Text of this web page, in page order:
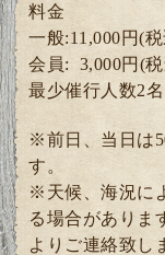
料金
一般:11,000円(
会員: 3,000円(
最少催行人数2名
※前日、当日は
す。
※天候、海況に
る場合がありま
よりご連絡致し